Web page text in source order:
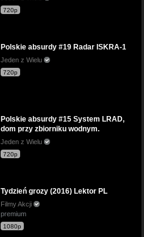
720p
Polskie absurdy #19 Radar ISKRA-1
Jeden z Wielu
720p
Polskie absurdy #15 System LRAD,
dom przy zbiorniku wodnym.
Jeden z Wielu
720p
Tydzień grozy (2016) Lektor PL
Filmy Akcji
premium
1080p